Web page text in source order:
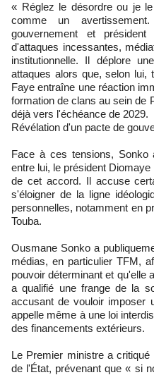
« Réglez le désordre ou je
comme un
gouvernement et
d'attaques incessantes,
institutionnelle. Il déplore
attaques alors que, selon lui,
Faye entraîne une réaction
formation de clans au sein de
déjà vers l'échéance de 2029.
Révélation d'un pacte de
Face à ces tensions, Sonko
entre lui, le président
de cet accord. Il accuse
s'éloigner de la ligne
personnelles, notamment en
Touba.
Ousmane Sonko a
médias, en particulier TFM,
pouvoir déterminant et qu'elle
a qualifié une frange de la
accusant de vouloir imposer
appelle même à une loi
des financements extérieurs.
Le Premier ministre a
de l'État, prévenant que « si